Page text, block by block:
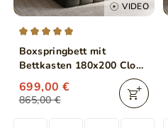
VIDEO
Boxspringbett mit
Bettkasten 180x200 Cloud
Dunkelgrau
865,00 €
699,00 €